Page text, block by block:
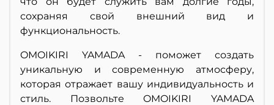
сохраняя свой внешний вид и
функциональность.
OMOIKIRI YAMADA - поможет создать
уникальную и современную атмосферу,
которая отражает вашу индивидуальность и
стиль. Позвольте OMOIKIRI YAMADA